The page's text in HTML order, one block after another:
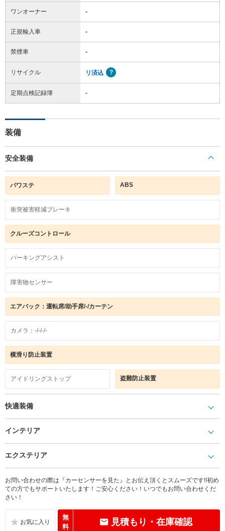
ワンオーナー -
正規輸入車 -
禁煙車 -
リサイクル リ済込
定期点検記録簿 -
装備
安全装備
パワステ ABS
衝突被害軽減ブレーキ
クルーズコントロール
パーキングアシスト
障害物センサー
エアバック：運転席/助手席/-/カーテン
カメラ：-/-/-/-
横滑り防止装置
アイドリングストップ 盗難防止装置
快適装備
インテリア
エクステリア
お問い合わせの際は『カーセンサーを見た』とお伝え頂くとスムーズです!!初め
ての方でもサポートいたします！ご安心ください！いつでもお問い合わせくだ
さい！
無
料
見積もり・在庫確認